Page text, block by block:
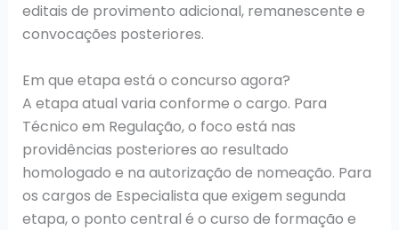
editais de provimento adicional, remanescente e
convocações posteriores.
Em que etapa está o concurso agora?
A etapa atual varia conforme o cargo. Para
Técnico em Regulação, o foco está nas
providências posteriores ao resultado
homologado e na autorização de nomeação. Para
os cargos de Especialista que exigem segunda
etapa, o ponto central é o curso de formação e